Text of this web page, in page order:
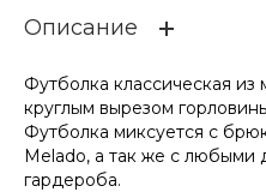
Описание
Футболка классическая из
круглым вырезом
Футболка миксуется с
Melado, а так же с любыми
гардероба.